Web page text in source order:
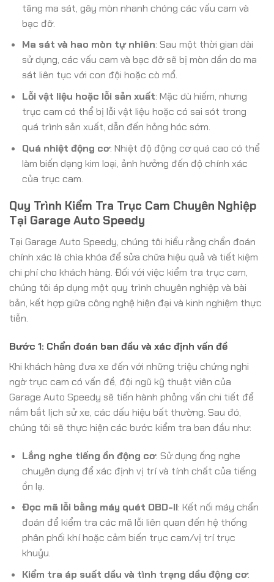
tăng ma sát, gây mòn nhanh chóng các vấu cam và
bạc đỡ.
Ma sát và hao mòn tự nhiên: Sau một thời gian dài
sử dụng, các vấu cam và bạc đỡ sẽ bị mòn dần do ma
sát liên tục với con đội hoặc cò mổ.
Lỗi vật liệu hoặc lỗi sản xuất: Mặc dù hiếm, nhưng
trục cam có thể bị lỗi vật liệu hoặc có sai sót trong
quá trình sản xuất, dẫn đến hỏng hóc sớm.
Quá nhiệt động cơ: Nhiệt độ động cơ quá cao có thể
làm biến dạng kim loại, ảnh hưởng đến độ chính xác
của trục cam.
Quy Trình Kiểm Tra Trục Cam Chuyên Nghiệp
Tại Garage Auto Speedy
Tại Garage Auto Speedy, chúng tôi hiểu rằng chẩn đoán
chính xác là chìa khóa để sửa chữa hiệu quả và tiết kiệm
chi phí cho khách hàng. Đối với việc kiểm tra trục cam,
chúng tôi áp dụng một quy trình chuyên nghiệp và bài
bản, kết hợp giữa công nghệ hiện đại và kinh nghiệm thực
tiễn.
Bước 1: Chẩn đoán ban đầu và xác định vấn đề
Khi khách hàng đưa xe đến với những triệu chứng nghi
ngờ trục cam có vấn đề, đội ngũ kỹ thuật viên của
Garage Auto Speedy sẽ tiến hành phỏng vấn chi tiết để
nắm bắt lịch sử xe, các dấu hiệu bất thường. Sau đó,
chúng tôi sẽ thực hiện các bước kiểm tra ban đầu như:
Lắng nghe tiếng ồn động cơ: Sử dụng ống nghe
chuyên dụng để xác định vị trí và tính chất của tiếng
ồn lạ.
Đọc mã lỗi bằng máy quét OBD-II: Kết nối máy chẩn
đoán để kiểm tra các mã lỗi liên quan đến hệ thống
phân phối khí hoặc cảm biến trục cam/vị trí trục
khuỷu.
Kiểm tra áp suất dầu và tình trạng dầu động cơ: